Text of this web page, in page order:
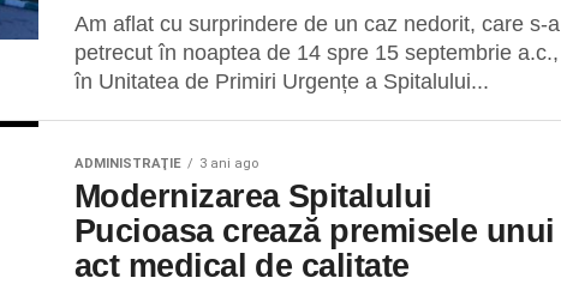
Am aflat cu surprindere de un caz nedorit, care s-a
petrecut în noaptea de 14 spre 15 septembrie a.c.,
în Unitatea de Primiri Urgențe a Spitalului...
ADMINISTRAŢIE 3 ani ago
Modernizarea Spitalului
Pucioasa crează premisele unui
act medical de calitate